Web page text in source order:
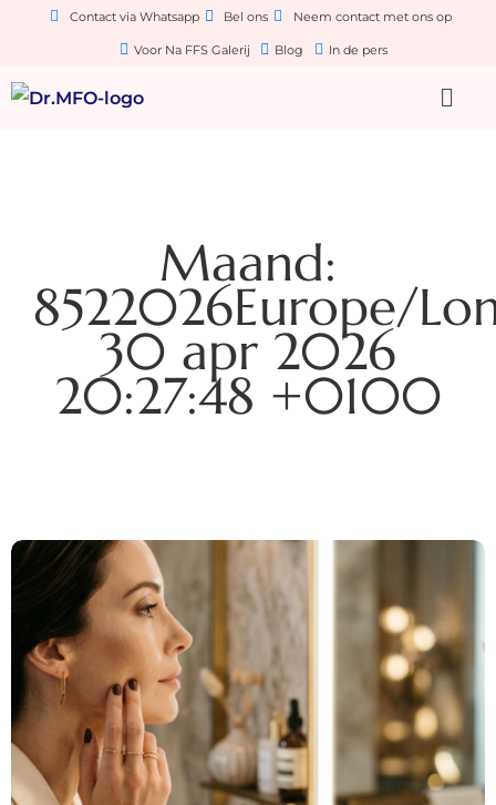
Contact via Whatsapp Bel ons Neem contact met ons op
Voor Na FFS Galerij Blog In de pers
Maand:
8522026Europe/
30 apr 2026
20:27:48 +0100